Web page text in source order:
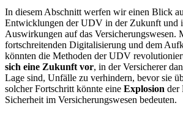
In diesem Abschnitt werfen wir einen Blick
Entwicklungen der UDV in der Zukunft und
Auswirkungen auf das Versicherungswesen.
fortschreitenden Digitalisierung und dem
könnten die Methoden der UDV
sich eine Zukunft vor, in der Versicherer
Lage sind, Unfälle zu verhindern, bevor sie
solcher Fortschritt könnte eine Explosion der
Sicherheit im Versicherungswesen bedeuten.